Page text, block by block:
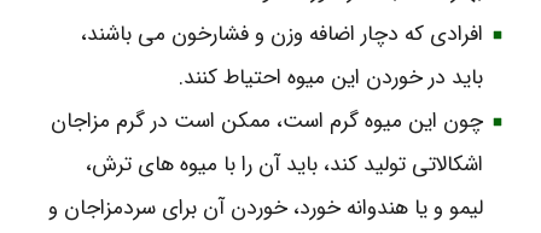
افرادی که دچار اضافه وزن و فشارخون می‌ باشند،
باید در خوردن این میوه احتیاط کنند.
چون این میوه گرم است، ممکن است در گرم ‌مزاجان
اشکالاتی تولید کند، باید آن را با میوه‌ های ترش،
لیمو و یا هندوانه خورد، خوردن آن برای سردمزاجان و